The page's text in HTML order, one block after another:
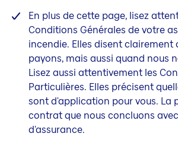
En plus de cette page, lisez
Conditions Générales de votre
incendie. Elles disent clairement
payons, mais aussi quand nous
Lisez aussi attentivement les
Particulières. Elles précisent
sont d'application pour vous. La
contrat que nous concluons
d'assurance.